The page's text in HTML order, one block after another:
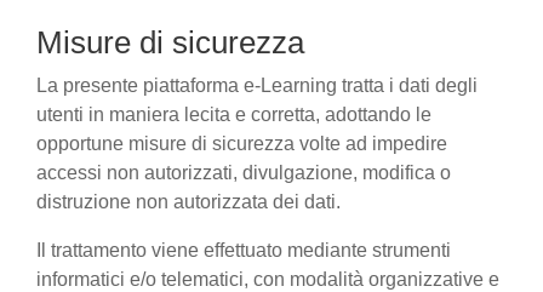
Misure di sicurezza
La presente piattaforma e-Learning tratta i dati degli
utenti in maniera lecita e corretta, adottando le
opportune misure di sicurezza volte ad impedire
accessi non autorizzati, divulgazione, modifica o
distruzione non autorizzata dei dati.
Il trattamento viene effettuato mediante strumenti
informatici e/o telematici, con modalità organizzative e